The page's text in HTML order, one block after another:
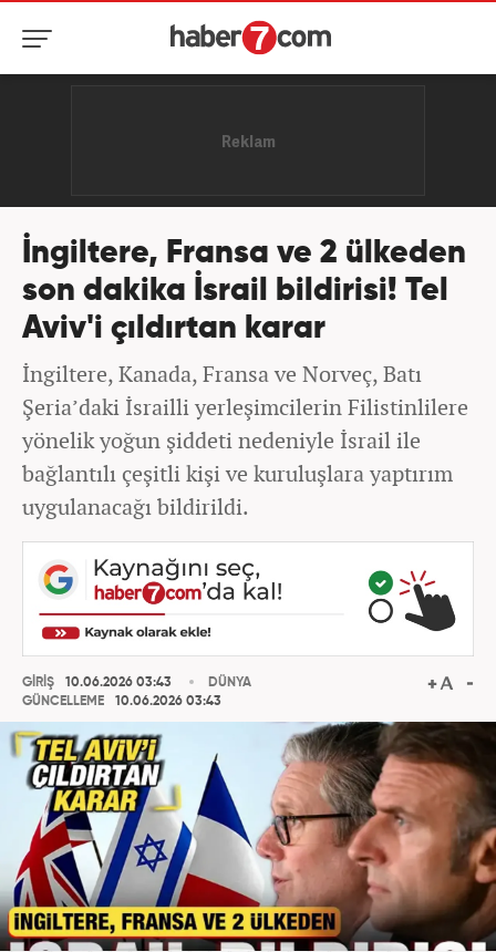
İngiltere, Fransa ve 2 ülkeden
son dakika İsrail bildirisi! Tel
Aviv'i çıldırtan karar
İngiltere, Kanada, Fransa ve Norveç, Batı
Şeria’daki İsrailli yerleşimcilerin Filistinlilere
yönelik yoğun şiddeti nedeniyle İsrail ile
bağlantılı çeşitli kişi ve kuruluşlara yaptırım
uygulanacağı bildirildi.
GİRİŞ
10.06.2026 03:43
GÜNCELLEME
10.06.2026 03:43
DÜNYA